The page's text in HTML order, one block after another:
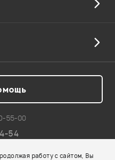
работу с сайтом, Вы
55-00
54